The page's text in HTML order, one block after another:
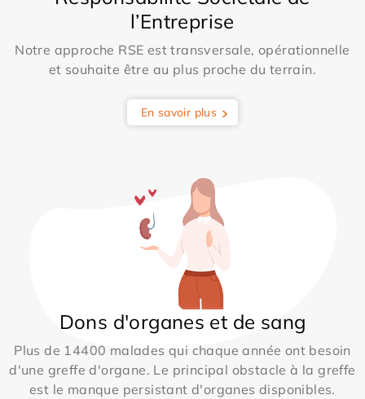
l’Entreprise
Notre approche RSE est transversale, opérationnelle
et souhaite être au plus proche du terrain.
En savoir plus
Dons d'organes et de sang
Plus de 14400 malades qui chaque année ont besoin
d'une greffe d'organe. Le principal obstacle à la greffe
est le manque persistant d'organes disponibles.